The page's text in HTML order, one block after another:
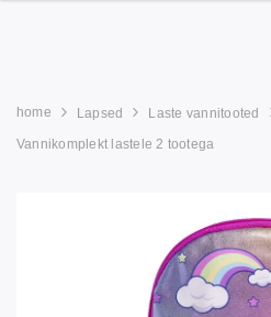
home Lapsed
Laste vannitooted
Vannikomplekt lastele 2 tootega